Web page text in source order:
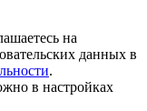
на
данных в
.
в настройках